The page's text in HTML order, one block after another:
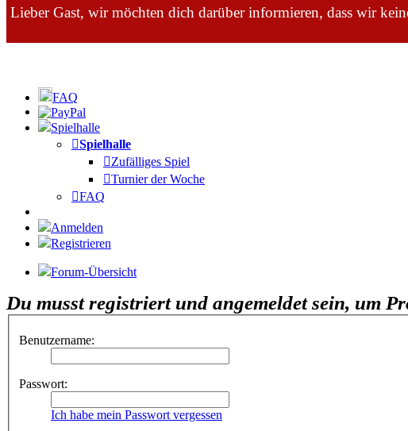
Lieber Gast, wir möchten dich darüber informieren, dass wir
FAQ
Spielhalle
Spielhalle
Zufälliges Spiel
Turnier der Woche
FAQ
Anmelden
Registrieren
Forum-Übersicht
Du musst registriert und angemeldet sein, um
Benutzername:
Passwort:
Ich habe mein Passwort vergessen